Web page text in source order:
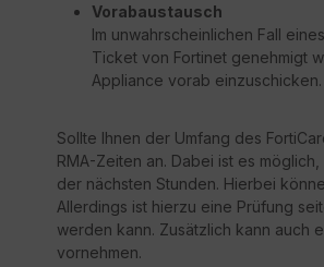
Vorabaustausch
Im unwahrscheinlichen Fall
Ticket von Fortinet genehmigt
Appliance vorab einzuschicken.
Sollte Ihnen der Umfang des
RMA-Zeiten an. Dabei ist es
der nächsten Stunden. Hierbei
Allerdings ist hierzu eine Prüfung
werden kann. Zusätzlich kann auch
vornehmen.